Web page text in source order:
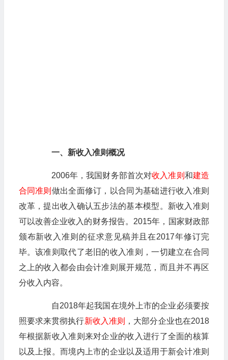
一、新收入准则概况
2006年，我国财务部首次对收入准则 和建造
合同准则 做出全面修订，以合同为基础进行收入准则
改革，提出收入确认五步法的基本模型。新收入准则
可以改善企业收入的财务报告。2015年，国家财政部
颁布新收入准则的征求意见稿并且在2017年修订完
毕。该准则取代了老旧的收入准则，一切建立在合同
之上的收入都会由会计准则展开规范，而且并不再区
分收入内容。
自2018年起我国在境外上市的企业必须要按
照要求来贯彻执行新收入准则
，大部分企业也在2018
年根据新收入准则来对企业的收入进行了全面的核算
以及上报。而境内上市的企业以及适用于新会计准则